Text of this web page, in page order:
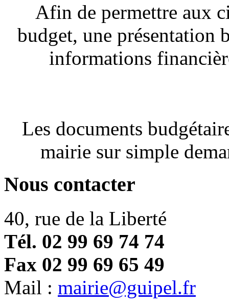
Afin de permettre aux
budget, une présentation
informations
Les documents
mairie sur simple
Nous contacter
40, rue de la Liberté
Tél. 02 99 69 74 74
Fax 02 99 69 65 49
Mail : mairie@guipel.fr